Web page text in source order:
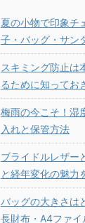
夏の小物で印象チ
子・バッグ・サン
スキミング防止は
るために知ってお
梅雨の今こそ！湿
入れと保管方法
ブライドルレザー
と経年変化の魅力
バッグの大きさは
長財布・A4ファ